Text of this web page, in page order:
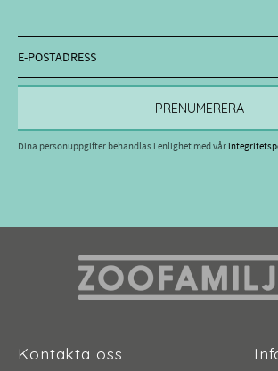
PRENUMERERA
Dina personuppgifter behandlas i enlighet med vår
Kontakta oss